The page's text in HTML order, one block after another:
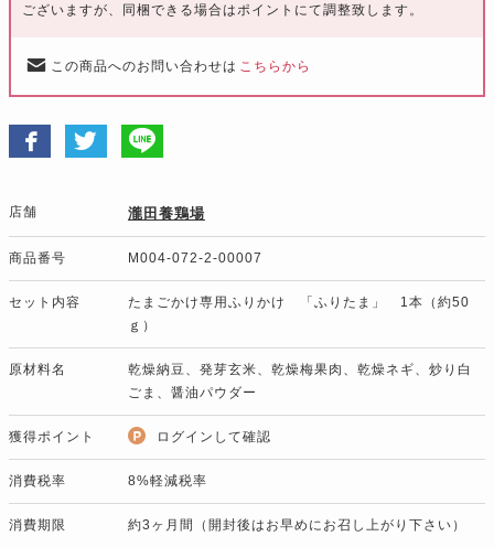
ございますが、同梱できる場合はポイントにて調整致します。
この商品へのお問い合わせは こちらから
店舗 瀧田養鶏場
商品番号 M004-072-2-00007
セット内容
たまごかけ専用ふりかけ 「ふりたま」 1本（約50
ｇ）
原材料名
乾燥納豆、発芽玄米、乾燥梅果肉、乾燥ネギ、炒り白
ごま、醤油パウダー
獲得ポイント ログインして確認
消費税率 8%軽減税率
消費期限 約3ヶ月間（開封後はお早めにお召し上がり下さい）